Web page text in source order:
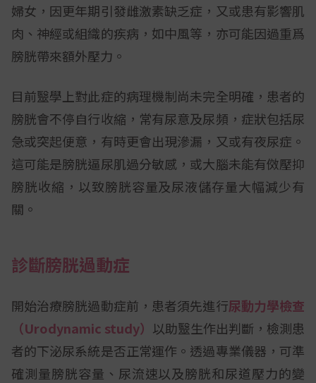
婦女，因更年期引發雌激素缺乏症，又或患有影響肌
肉、神經或組織的疾病，如中風等，亦可能因過重爲
膀胱帶來額外壓力。
目前毉學上對此症的病理機制尚未完全明確，患者的
膀胱會不停自行收縮，常有尿意及尿頻，症狀包括尿
急或突起便意，有時更會出現滲漏，又或有夜尿症。
這可能是膀胱逼尿肌過分敏感，或大腦未能有傚壓抑
膀胱收縮，以致膀胱容量及尿液儲存量大幅減少有
關。
診斷膀胱過動症
開始治療膀胱過動症前，患者須先進行尿動力學檢查
（Urodynamic study） 以助毉生作出判斷，檢測患
者的下泌尿系統是否正常運作。透過專業儀器，可準
確測量膀胱容量、尿流速以及膀胱和尿道壓力的變